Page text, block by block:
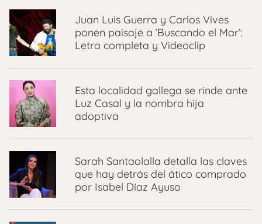
Juan Luis Guerra y Carlos Vives
ponen paisaje a ‘Buscando el Mar’:
Letra completa y Videoclip
Esta localidad gallega se rinde ante
Luz Casal y la nombra hija
adoptiva
Sarah Santaolalla detalla las claves
que hay detrás del ático comprado
por Isabel Díaz Ayuso